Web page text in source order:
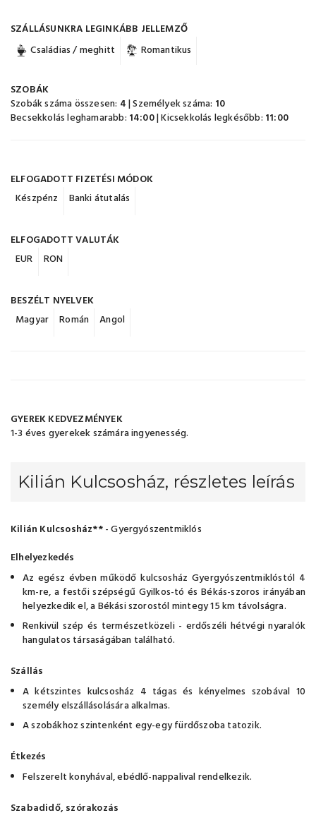
SZÁLLÁSUNKRA LEGINKÁBB JELLEMZŐ
Családias / meghitt
Romantikus
SZOBÁK
Szobák száma összesen: 4| Személyek száma: 10
Becsekkolás leghamarabb: 14:00| Kicsekkolás legkésőbb: 11:00
ELFOGADOTT FIZETÉSI MÓDOK
Készpénz
Banki átutalás
ELFOGADOTT VALUTÁK
EUR
RON
BESZÉLT NYELVEK
Magyar
Román Angol
GYEREK KEDVEZMÉNYEK
1-3 éves gyerekek számára ingyenesség.
Kilián Kulcsosház, részletes leírás
Kilián Kulcsosház**- Gyergyószentmiklós
Elhelyezkedés
Az egész évben működő kulcsosház Gyergyószentmiklóstól 4
km-re, a festői szépségű Gyilkos-tó és Békás-szoros irányában
helyezkedik el, a Békási szorostól mintegy 15 km távolságra.
Renkivül szép és természetközeli - erdőszéli hétvégi nyaralók
hangulatos társaságában található.
Szállás
A kétszintes kulcsosház 4 tágas és kényelmes szobával 10
személy elszállásolására alkalmas.
A szobákhoz szintenként egy-egy fürdőszoba tatozik.
Étkezés
Felszerelt konyhával, ebédlő-nappalival rendelkezik.
Szabadidő, szórakozás